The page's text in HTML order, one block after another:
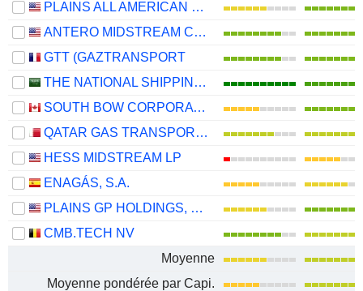
PLAINS ALL AMERICAN PIPELINE, L.P.
ANTERO MIDSTREAM CORPORATION
GTT (GAZTRANSPORT
THE NATIONAL SHIPPING COMPANY OF SAUDI ARABIA
SOUTH BOW CORPORATION
QATAR GAS TRANSPORT COMPANY LIMITED (NAKILAT) (QPSC)
HESS MIDSTREAM LP
ENAGÁS, S.A.
PLAINS GP HOLDINGS, L.P.
CMB.TECH NV
Moyenne
Moyenne pondérée par Capi.